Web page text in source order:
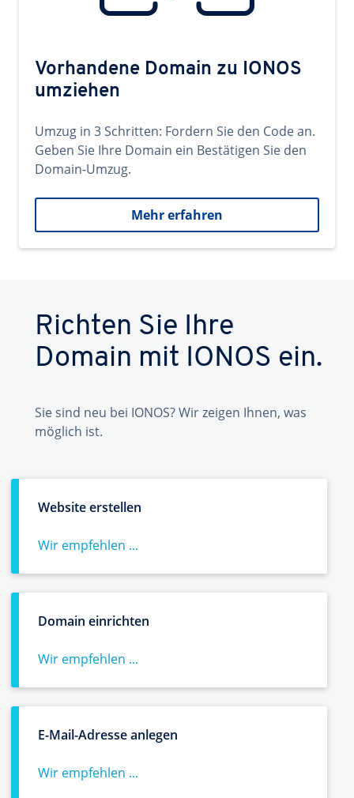
Vorhandene Domain zu IONOS
umziehen
Umzug in 3 Schritten: Fordern Sie den Code an.
Geben Sie Ihre Domain ein Bestätigen Sie den
Domain-Umzug.
Mehr erfahren
Richten Sie Ihre
Domain mit IONOS ein.
Sie sind neu bei IONOS? Wir zeigen Ihnen, was
möglich ist.
Website erstellen
Wir empfehlen ...
Domain einrichten
Wir empfehlen ...
E-Mail-Adresse anlegen
Wir empfehlen ...